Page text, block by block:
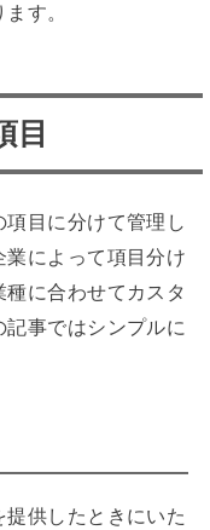
す。
目
目に分けて管理し
業によって項目分け
に合わせてカスタ
事ではシンプルに
供したときにいた